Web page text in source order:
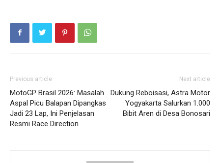
Previous article
MotoGP Brasil 2026: Masalah
Aspal Picu Balapan Dipangkas
Jadi 23 Lap, Ini Penjelasan
Resmi Race Direction
Next article
Dukung Reboisasi, Astra Motor
Yogyakarta Salurkan 1.000
Bibit Aren di Desa Bonosari